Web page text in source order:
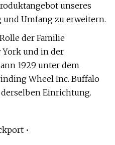
unseres
Umfang zu erweitern.
der Familie
York und in der
1929 unter dem
Wheel Inc. Buffalo
Einrichtung.
•